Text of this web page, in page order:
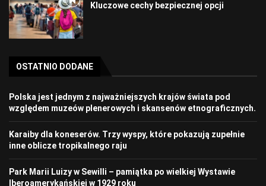
Kluczowe cechy bezpiecznej opcji
OSTATNIO DODANE
Polska jest jednym z najważniejszych krajów świata pod
względem muzeów plenerowych i skansenów etnograficznych.
Karaiby dla koneserów. Trzy wyspy, które pokazują zupełnie
inne oblicze tropikalnego raju
Park Marii Luizy w Sewilli – pamiątka po wielkiej Wystawie
Iberoamerykańskiej w 1929 roku